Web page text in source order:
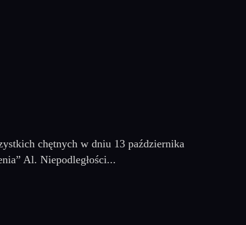
chętnych w dniu 13 października
Al. Niepodległości...